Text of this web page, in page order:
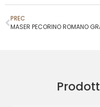
PREC